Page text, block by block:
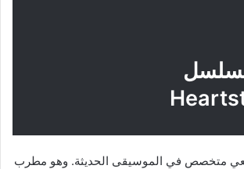
متخصص في الموسيقى الحديثة. وهو مطرب